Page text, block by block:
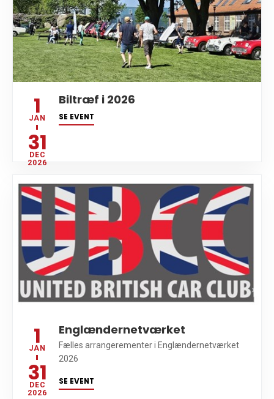
1
JAN
31
DEC
2026
Biltræf i 2026
SE EVENT
1
JAN
31
DEC
2026
Englændernetværket
Fælles arrangerementer i Englændernetværket
2026
SE EVENT